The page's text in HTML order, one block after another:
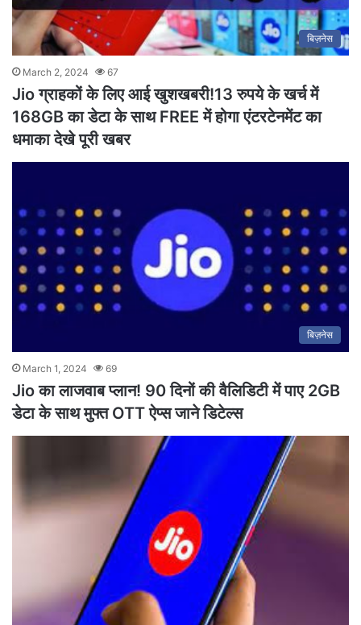
बिज़नेस
March 2, 2024 67
Jio ग्राहकों के लिए आई खुशखबरी!13 रुपये के खर्च में
168GB का डेटा के साथ FREE में होगा एंटरटेनमेंट का
धमाका देखे पूरी खबर
बिज़नेस
March 1, 2024 69
Jio का लाजवाब प्लान! 90 दिनों की वैलिडिटी में पाए 2GB
डेटा के साथ मुफ्त OTT ऐप्स जाने डिटेल्स